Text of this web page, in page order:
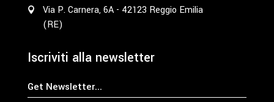
Via P. Carnera, 6A - 42123 Reggio Emilia
(RE)
Iscriviti alla newsletter